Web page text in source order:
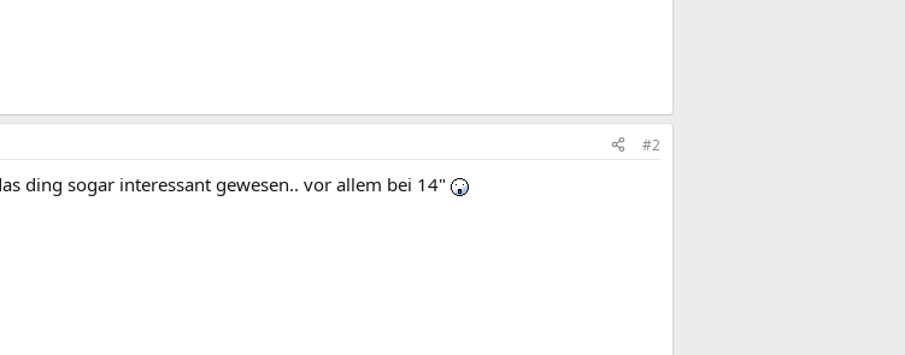
#2
ding sogar interessant gewesen.. vor allem bei 14"